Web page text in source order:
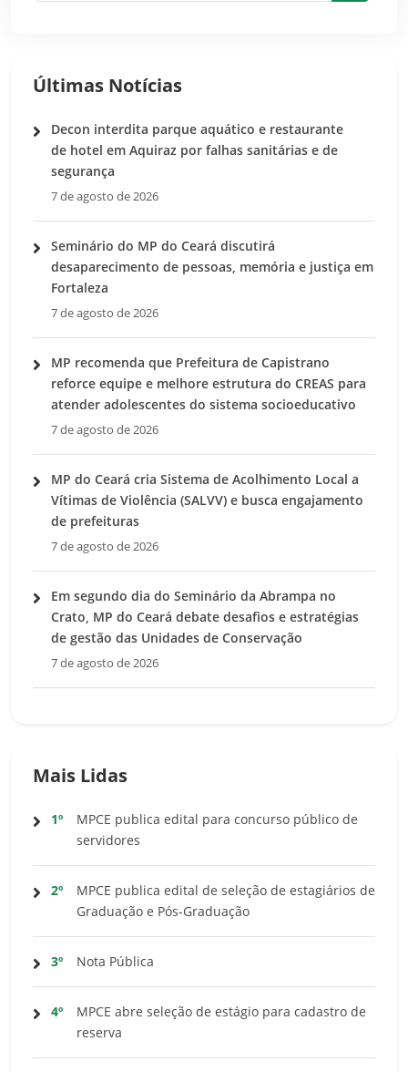
Últimas Notícias
Decon interdita parque aquático e restaurante
de hotel em Aquiraz por falhas sanitárias e de
segurança
7 de agosto de 2026
Seminário do MP do Ceará discutirá
desaparecimento de pessoas, memória e justiça em
Fortaleza
7 de agosto de 2026
MP recomenda que Prefeitura de Capistrano
reforce equipe e melhore estrutura do CREAS para
atender adolescentes do sistema socioeducativo
7 de agosto de 2026
MP do Ceará cria Sistema de Acolhimento Local a
Vítimas de Violência (SALVV) e busca engajamento
de prefeituras
7 de agosto de 2026
Em segundo dia do Seminário da Abrampa no
Crato, MP do Ceará debate desafios e estratégias
de gestão das Unidades de Conservação
7 de agosto de 2026
Mais Lidas
1º
MPCE publica edital para concurso público de
servidores
2º
MPCE publica edital de seleção de estagiários de
Graduação e Pós-Graduação
3º Nota Pública
4º
MPCE abre seleção de estágio para cadastro de
reserva